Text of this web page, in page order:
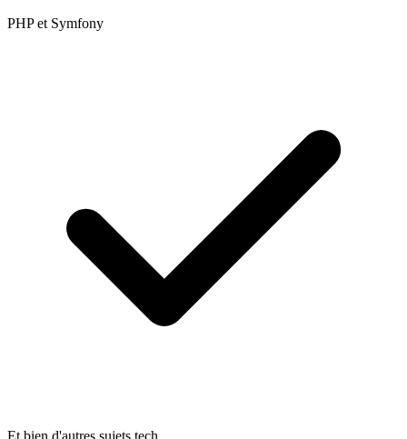
PHP et Symfony
Et bien d'autres sujets tech...